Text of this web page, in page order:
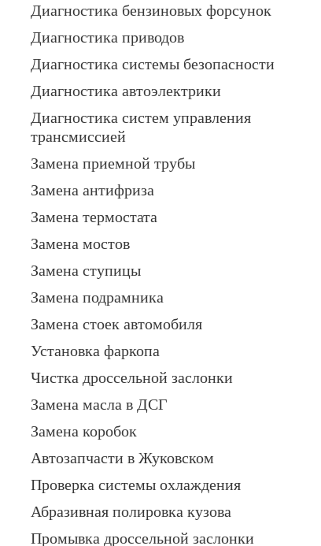
Диагностика бензиновых форсунок
Диагностика приводов
Диагностика системы безопасности
Диагностика автоэлектрики
Диагностика систем управления
трансмиссией
Замена приемной трубы
Замена антифриза
Замена термостата
Замена мостов
Замена ступицы
Замена подрамника
Замена стоек автомобиля
Установка фаркопа
Чистка дроссельной заслонки
Замена масла в ДСГ
Замена коробок
Автозапчасти в Жуковском
Проверка системы охлаждения
Абразивная полировка кузова
Промывка дроссельной заслонки